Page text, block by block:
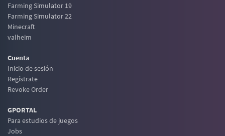
Farming Simulator 19
Farming Simulator 22
Minecraft
valheim
Cuenta
Inicio de sesión
Regístrate
Revoke Order
GPORTAL
Para estudios de juegos
Jobs